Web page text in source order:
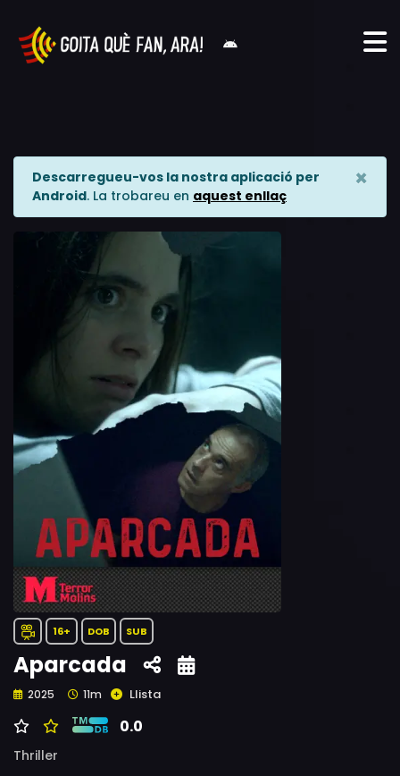
Descarregueu-vos la nostra aplicació per
Android. La trobareu en aquest enllaç
×
16+ DOB SUB
Aparcada
2025 11m Llista
0.0
Thriller